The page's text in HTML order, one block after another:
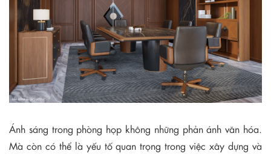
Ánh sáng trong phòng họp không những phản ánh văn hóa.
Mà còn có thể là yếu tố quan trọng trong việc xây dựng và